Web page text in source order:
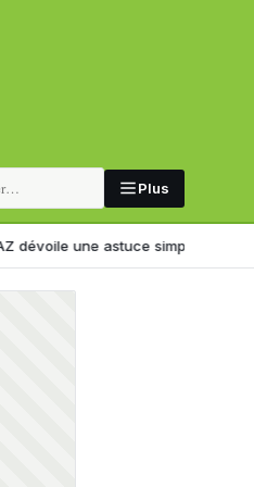
Plus
astuce simple pour réduire sa